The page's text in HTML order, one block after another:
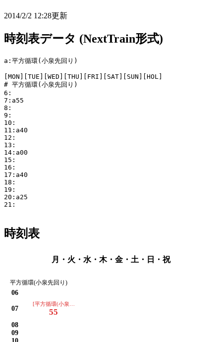
2014/2/2 12:28更新
時刻表データ (NextTrain形式)
a:平方循環(小泉先回り)
[MON][TUE][WED][THU][FRI][SAT][SUN][HOL]
# 平方循環(小泉先回り)
6:
7:a55
8:
9:
10:
11:a40
12:
13:
14:a00
15:
16:
17:a40
18:
19:
20:a25
21:
時刻表
月・火・水・木・金・土・日・祝
平方循環(小泉先回り)
06
07
[平方循環(小泉先回り)]
55
08
09